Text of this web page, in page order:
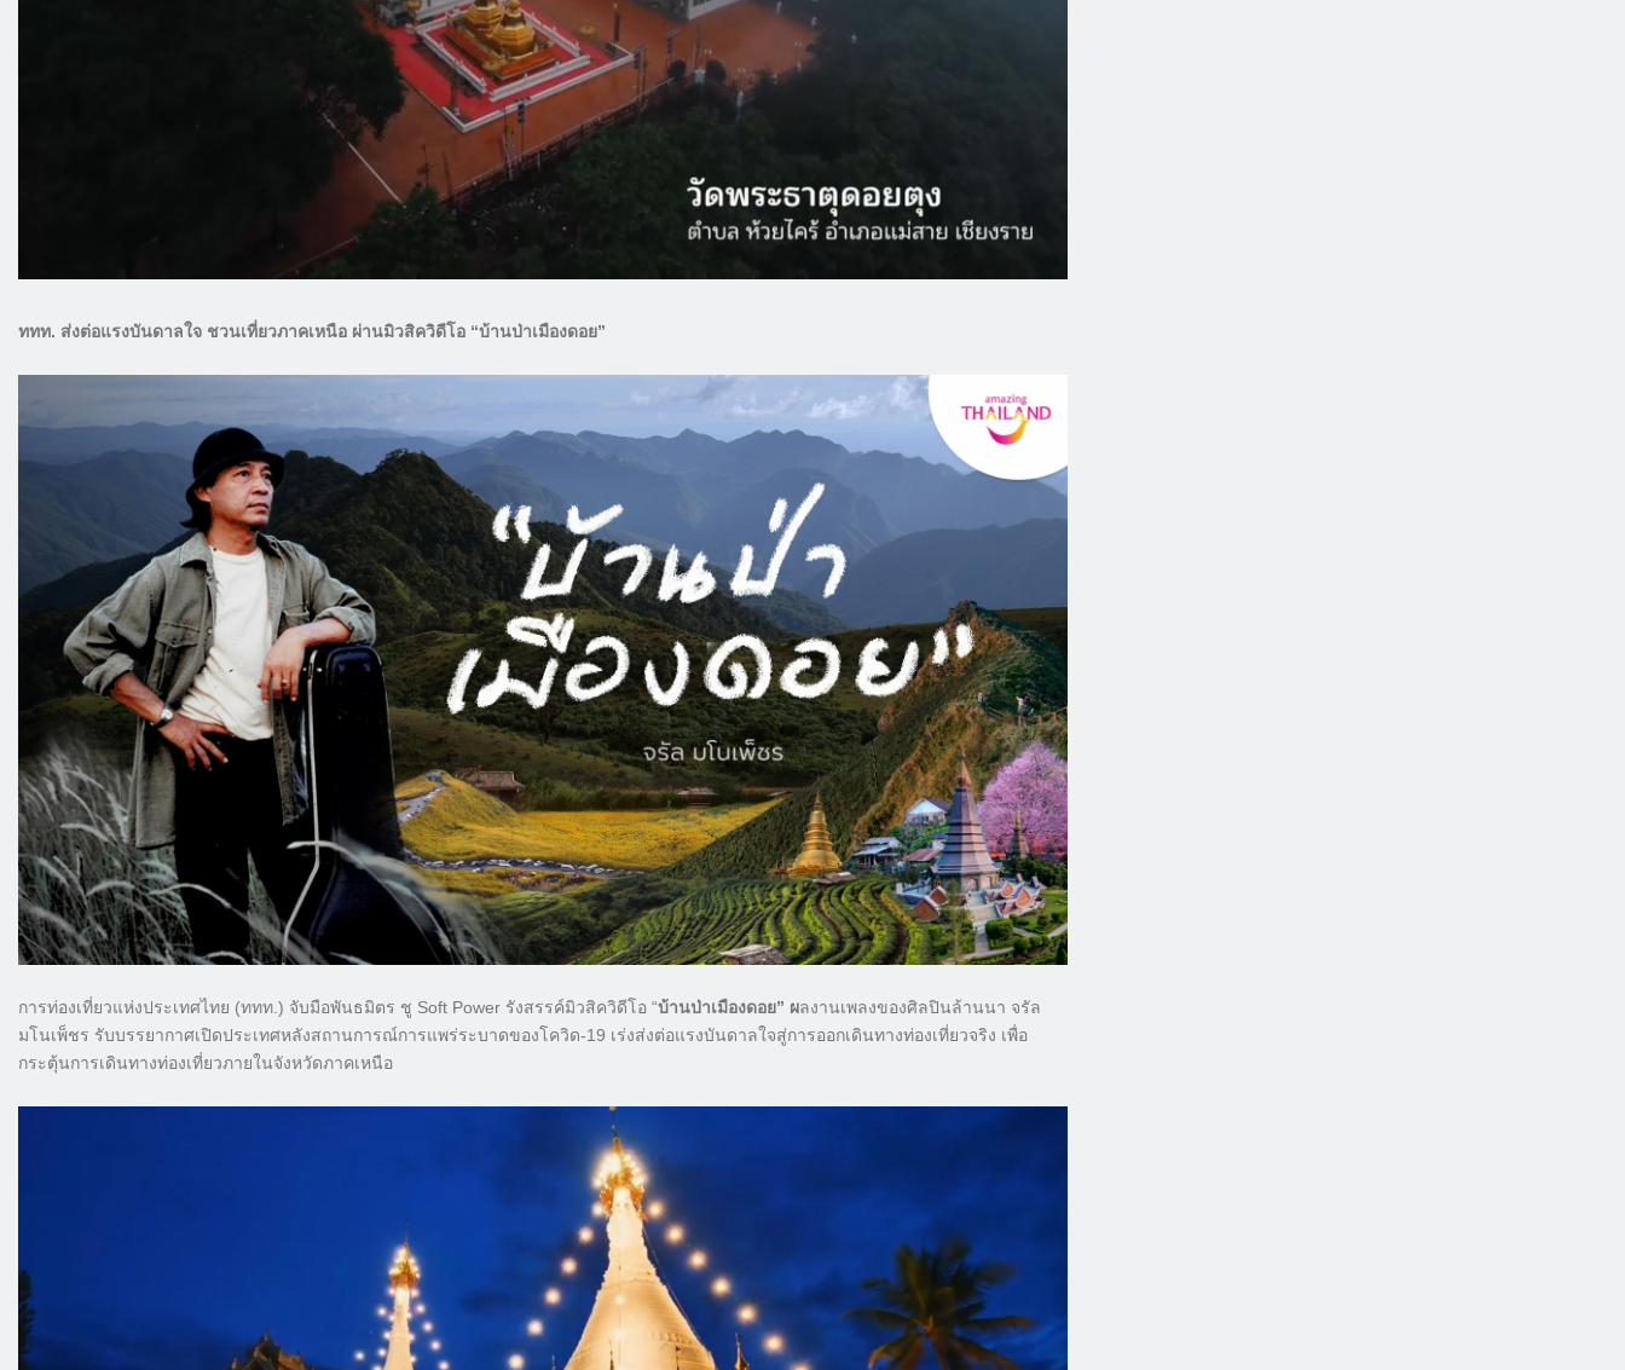
ททท. ส่งต่อแรงบันดาลใจ ชวนเที่ยวภาคเหนือ ผ่านมิวสิควิดีโอ “บ้านป่าเมืองดอย”
การท่องเที่ยวแห่งประเทศไทย (ททท.) จับมือพันธมิตร ชู Soft Power รังสรรค์มิวสิควิดีโอ “บ้านป่าเมืองดอย” ผลงานเพลงของศิลปินล้านนา จรัล
มโนเพ็ชร รับบรรยากาศเปิดประเทศหลังสถานการณ์การแพร่ระบาดของโควิด-19 เร่งส่งต่อแรงบันดาลใจสู่การออกเดินทางท่องเที่ยวจริง เพื่อ
กระตุ้นการเดินทางท่องเที่ยวภายในจังหวัดภาคเหนือ